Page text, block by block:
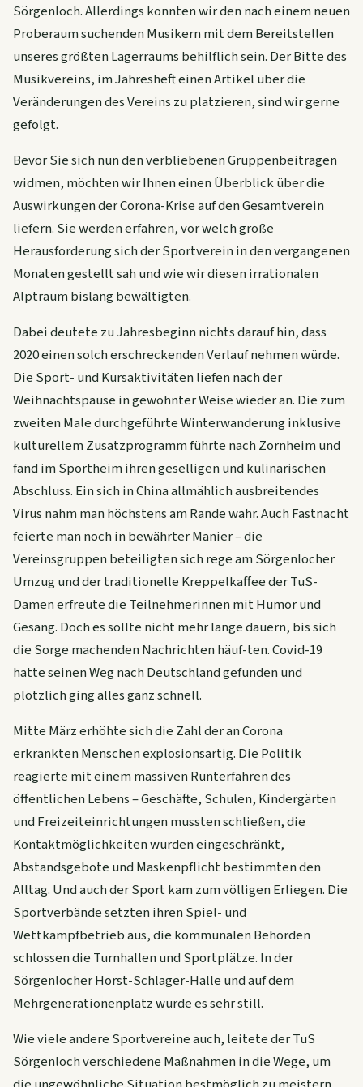
Sörgenloch. Allerdings konnten wir den nach einem neuen
Proberaum suchenden Musikern mit dem Bereitstellen
unseres größten Lagerraums behilflich sein. Der Bitte des
Musikvereins, im Jahresheft einen Artikel über die
Veränderungen des Vereins zu platzieren, sind wir gerne
gefolgt.
Bevor Sie sich nun den verbliebenen Gruppenbeiträgen
widmen, möchten wir Ihnen einen Überblick über die
Auswirkungen der Corona-Krise auf den Gesamtverein
liefern. Sie werden erfahren, vor welch große
Herausforderung sich der Sportverein in den vergangenen
Monaten gestellt sah und wie wir diesen irrationalen
Alptraum bislang bewältigten.
Dabei deutete zu Jahresbeginn nichts darauf hin, dass
2020 einen solch erschreckenden Verlauf nehmen würde.
Die Sport- und Kursaktivitäten liefen nach der
Weihnachtspause in gewohnter Weise wieder an. Die zum
zweiten Male durchgeführte Winterwanderung inklusive
kulturellem Zusatzprogramm führte nach Zornheim und
fand im Sportheim ihren geselligen und kulinarischen
Abschluss. Ein sich in China allmählich ausbreitendes
Virus nahm man höchstens am Rande wahr. Auch Fastnacht
feierte man noch in bewährter Manier – die
Vereinsgruppen beteiligten sich rege am Sörgenlocher
Umzug und der traditionelle Kreppelkaffee der TuS-
Damen erfreute die Teilnehmerinnen mit Humor und
Gesang. Doch es sollte nicht mehr lange dauern, bis sich
die Sorge machenden Nachrichten häuf-ten. Covid-19
hatte seinen Weg nach Deutschland gefunden und
plötzlich ging alles ganz schnell.
Mitte März erhöhte sich die Zahl der an Corona
erkrankten Menschen explosionsartig. Die Politik
reagierte mit einem massiven Runterfahren des
öffentlichen Lebens – Geschäfte, Schulen, Kindergärten
und Freizeiteinrichtungen mussten schließen, die
Kontaktmöglichkeiten wurden eingeschränkt,
Abstandsgebote und Maskenpflicht bestimmten den
Alltag. Und auch der Sport kam zum völligen Erliegen. Die
Sportverbände setzten ihren Spiel- und
Wettkampfbetrieb aus, die kommunalen Behörden
schlossen die Turnhallen und Sportplätze. In der
Sörgenlocher Horst-Schlager-Halle und auf dem
Mehrgenerationenplatz wurde es sehr still.
Wie viele andere Sportvereine auch, leitete der TuS
Sörgenloch verschiedene Maßnahmen in die Wege, um